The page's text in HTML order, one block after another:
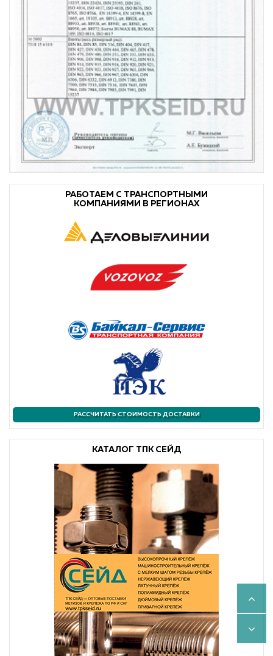
РАБОТАЕМ С ТРАНСПОРТНЫМИ
КОМПАНИЯМИ В РЕГИОНАХ
РАССЧИТАТЬ СТОИМОСТЬ ДОСТАВКИ
КАТАЛОГ ТПК СЕЙД